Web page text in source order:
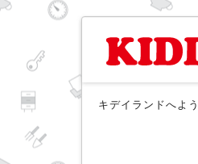
キデイランドへよ